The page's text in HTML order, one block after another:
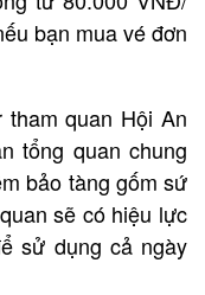
bạn mua vé đơn
quan Hội An
tổng quan chung
bảo tàng gốm sứ
sẽ có hiệu lực
sử dụng cả ngày